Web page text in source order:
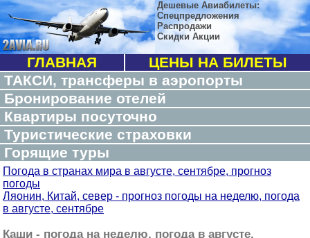
Дешевые Авиабилеты:
Спецпредложения
Распродажи
Скидки Акции
ГЛАВНАЯ
ЦЕНЫ НА БИЛЕТЫ
ТАКСИ, трансферы в аэропорты
Бронирование отелей
Квартиры посуточно
Туристические страховки
Горящие туры
Погода в странах мира в августе, сентябре, прогноз
погоды
Ляонин, Китай, север - прогноз погоды на неделю, погода
в августе, сентябре
Каши - погода на неделю, погода в августе,